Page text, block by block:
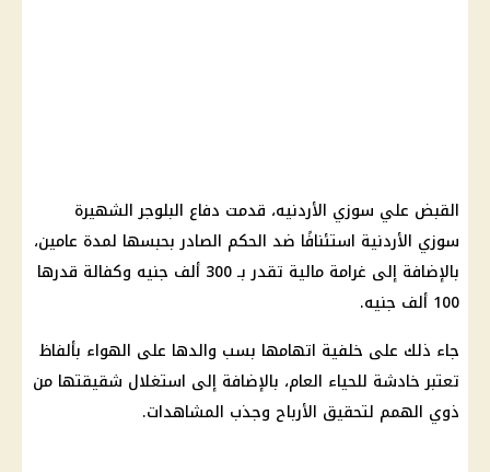
القبض علي سوزي الأردنيه، قدمت دفاع البلوجر الشهيرة
سوزي الأردنية استئنافًا ضد الحكم الصادر بحبسها لمدة عامين،
بالإضافة إلى غرامة مالية تقدر بـ 300 ألف جنيه وكفالة قدرها
100 ألف جنيه.
جاء ذلك على خلفية اتهامها بسب والدها على الهواء بألفاظ
تعتبر خادشة للحياء العام، بالإضافة إلى استغلال شقيقتها من
ذوي الهمم لتحقيق الأرباح وجذب المشاهدات.